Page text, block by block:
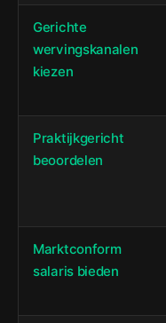
Gerichte
wervingskanalen
kiezen
Praktijkgericht
beoordelen
Marktconform
salaris bieden